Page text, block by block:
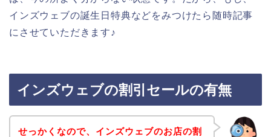
インズウェブの誕生日特典などをみつけたら随時記事
にさせていただきます♪
インズウェブの割引セールの有無
せっかくなので、インズウェブのお店の割